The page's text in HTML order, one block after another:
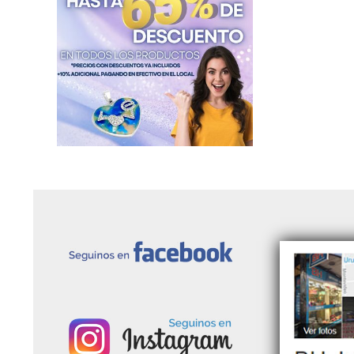
Nenes de Acero
Dijes Piedras Naturales
Dijes de Profesiones de Acero
Dijes Religiosos de Acero
Símbolos de Acero